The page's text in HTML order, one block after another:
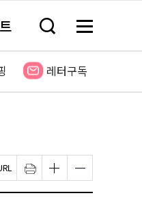
검
창
기
메
전
보
레터구독
페
이
지
인
쇄
하
글
자
크
글
자
크